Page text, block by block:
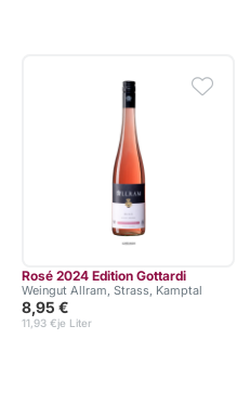
Rosé 2024 Edition Gottardi
Weingut Allram, Strass, Kamptal
8,95 €
je Liter
11,93 €